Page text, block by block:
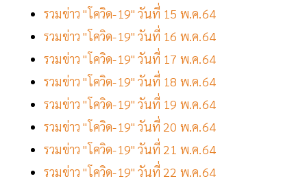
รวมข่าว "โควิด-19" วันที่ 15 พ.ค.64
รวมข่าว "โควิด-19" วันที่ 16 พ.ค.64
รวมข่าว "โควิด-19" วันที่ 17 พ.ค.64
รวมข่าว "โควิด-19" วันที่ 18 พ.ค.64
รวมข่าว "โควิด-19" วันที่ 19 พ.ค.64
รวมข่าว "โควิด-19" วันที่ 20 พ.ค.64
รวมข่าว "โควิด-19" วันที่ 21 พ.ค.64
รวมข่าว "โควิด-19" วันที่ 22 พ.ค.64